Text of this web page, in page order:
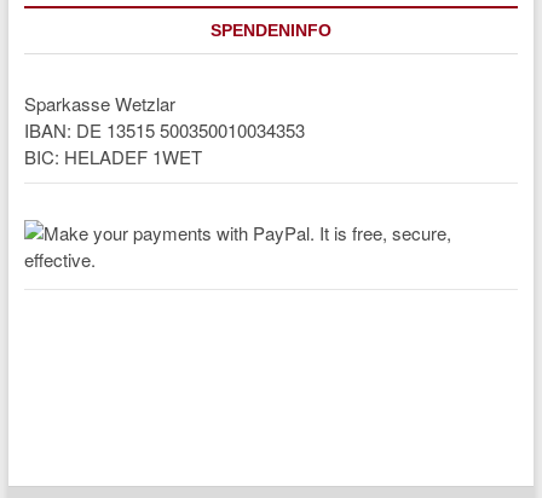
SPENDENINFO
Sparkasse Wetzlar
IBAN: DE 13515 500350010034353
BIC: HELADEF 1WET